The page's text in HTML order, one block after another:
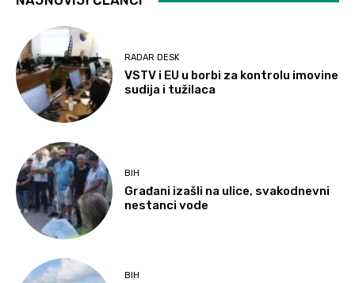
RADAR DESK
VSTV i EU u borbi za kontrolu imovine
sudija i tužilaca
BIH
Građani izašli na ulice, svakodnevni
nestanci vode
BIH